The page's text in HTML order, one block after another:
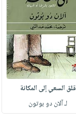
قلق السعي إلى المكانة
لـ آلان دو بوتون